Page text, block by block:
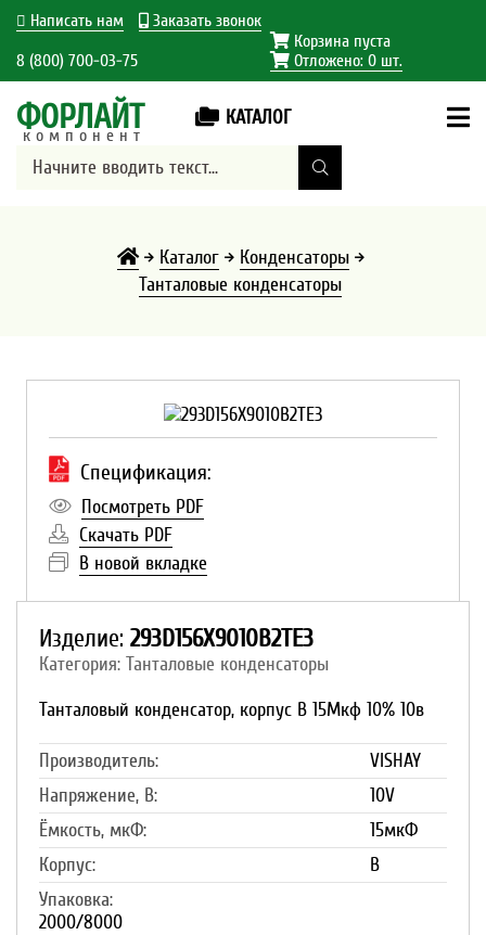
Написать нам Заказать звонок
8 (800) 700-03-75
Корзина пуста
Отложено: 0шт.
ФОРЛАЙТ
компонент
КАТАЛОГ
Каталог
Конденсаторы
Танталовые конденсаторы
Спецификация:
Посмотреть PDF
Скачать PDF
В новой вкладке
Изделие: 293D156X9010B2TE3
Категория: Танталовые конденсаторы
Танталовый конденсатор, корпус B 15Мкф 10% 10в
Производитель:
VISHAY
Напряжение, В:
10V
Ёмкость, мкФ:
15мкФ
Корпус:
B
Упаковка:
2000/8000